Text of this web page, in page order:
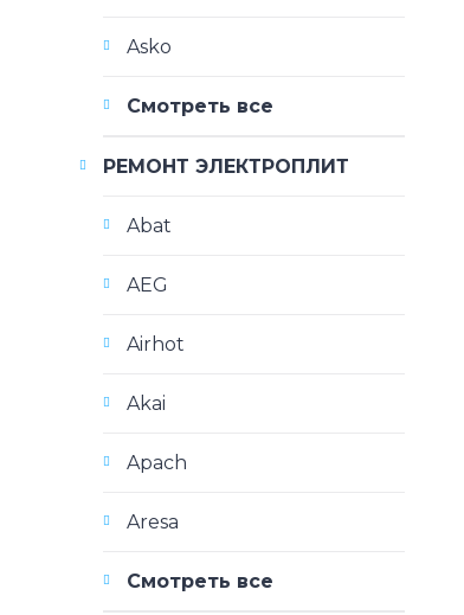
Asko
Смотреть все
РЕМОНТ ЭЛЕКТРОПЛИТ
Abat
AEG
Airhot
Akai
Apach
Aresa
Смотреть все